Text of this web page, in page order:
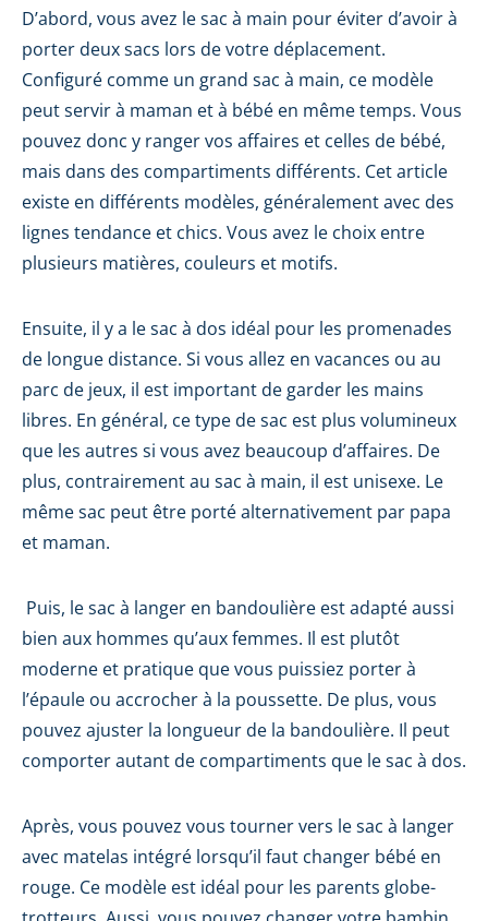
D’abord, vous avez le sac à main pour éviter d’avoir à
porter deux sacs lors de votre déplacement.
Configuré comme un grand sac à main, ce modèle
peut servir à maman et à bébé en même temps. Vous
pouvez donc y ranger vos affaires et celles de bébé,
mais dans des compartiments différents. Cet article
existe en différents modèles, généralement avec des
lignes tendance et chics. Vous avez le choix entre
plusieurs matières, couleurs et motifs.
Ensuite, il y a le sac à dos idéal pour les promenades
de longue distance. Si vous allez en vacances ou au
parc de jeux, il est important de garder les mains
libres. En général, ce type de sac est plus volumineux
que les autres si vous avez beaucoup d’affaires. De
plus, contrairement au sac à main, il est unisexe. Le
même sac peut être porté alternativement par papa
et maman.
Puis, le sac à langer en bandoulière est adapté aussi
bien aux hommes qu’aux femmes. Il est plutôt
moderne et pratique que vous puissiez porter à
l’épaule ou accrocher à la poussette. De plus, vous
pouvez ajuster la longueur de la bandoulière. Il peut
comporter autant de compartiments que le sac à dos.
Après, vous pouvez vous tourner vers le sac à langer
avec matelas intégré lorsqu’il faut changer bébé en
rouge. Ce modèle est idéal pour les parents globe-